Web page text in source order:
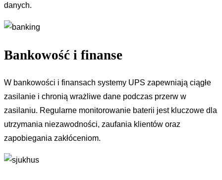
danych.
Bankowość i finanse
W bankowości i finansach systemy UPS zapewniają ciągłe
zasilanie i chronią wrażliwe dane podczas przerw w
zasilaniu. Regularne monitorowanie baterii jest kluczowe dla
utrzymania niezawodności, zaufania klientów oraz
zapobiegania zakłóceniom.